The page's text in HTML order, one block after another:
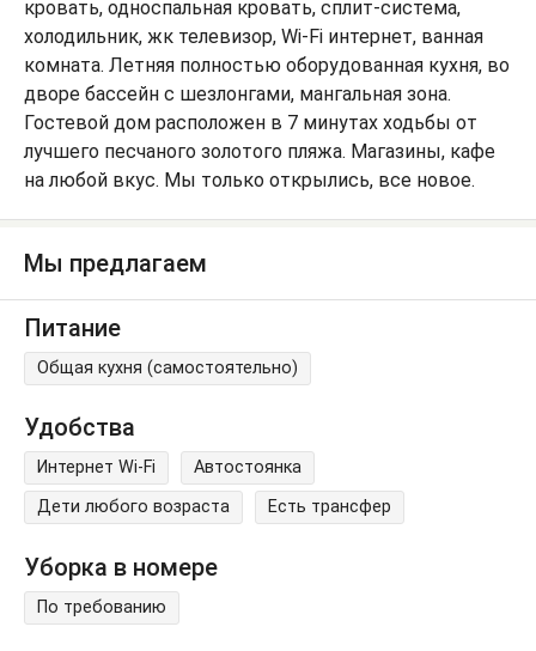
кровать, односпальная кровать, сплит-система,
холодильник, жк телевизор, Wi-Fi интернет, ванная
комната. Летняя полностью оборудованная кухня, во
дворе бассейн с шезлонгами, мангальная зона.
Гостевой дом расположен в 7 минутах ходьбы от
лучшего песчаного золотого пляжа. Магазины, кафе
на любой вкус. Мы только открылись, все новое.
Мы предлагаем
Питание
Общая кухня (самостоятельно)
Удобства
Интернет Wi-Fi
Автостоянка
Дети любого возраста
Есть трансфер
Уборка в номере
По требованию